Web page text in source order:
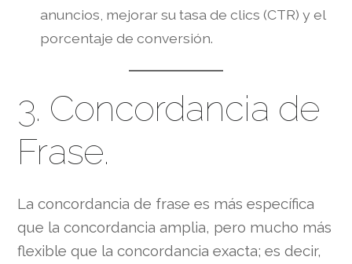
anuncios, mejorar su tasa de clics (CTR) y el
porcentaje de conversión.
3. Concordancia de
Frase.
La concordancia de frase es más específica
que la concordancia amplia, pero mucho más
flexible que la concordancia exacta; es decir,